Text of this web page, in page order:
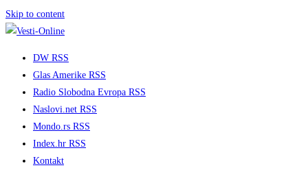
Skip to content
DW RSS
Glas Amerike RSS
Radio Slobodna Evropa RSS
Naslovi.net RSS
Mondo.rs RSS
Index.hr RSS
Kontakt